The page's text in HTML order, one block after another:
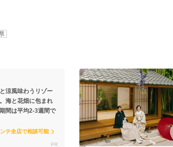
涼風味わうリゾー
海と花畑に包まれ
間は平均2-3週間で
テ全店で相談可能